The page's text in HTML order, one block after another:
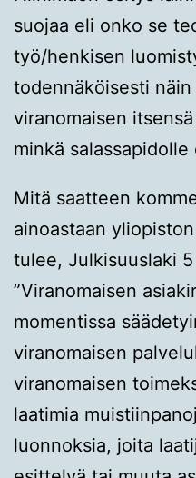
suojaa eli onko se
työ/henkisen
todennäköisesti
viranomaisen
minkä
Mitä saatteen
ainoastaan
tulee, Julkisuuslaki
”Viranomaisen
momentissa
viranomaisen
viranomaisen
laatimia
luonnoksia, joita